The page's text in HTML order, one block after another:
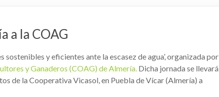
a la COAG
y eficientes ante la escasez de agua’, organizada por
y Ganaderos (COAG) de Almería. Dicha jornada se llevará
de la Cooperativa Vicasol, en Puebla de Vícar (Almería) a